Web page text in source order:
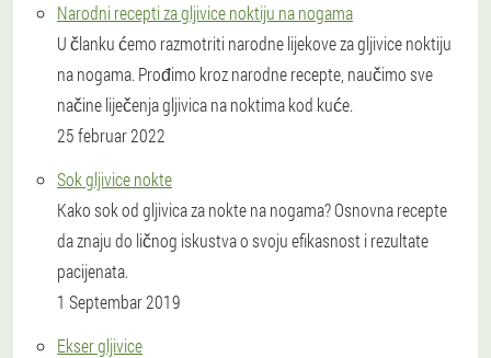
Narodni recepti za gljivice noktiju na nogama
U članku ćemo razmotriti narodne lijekove za gljivice noktiju
na nogama. Prođimo kroz narodne recepte, naučimo sve
načine liječenja gljivica na noktima kod kuće.
25 februar 2022
Sok gljivice nokte
Kako sok od gljivica za nokte na nogama? Osnovna recepte
da znaju do ličnog iskustva o svoju efikasnost i rezultate
pacijenata.
1 Septembar 2019
Ekser gljivice